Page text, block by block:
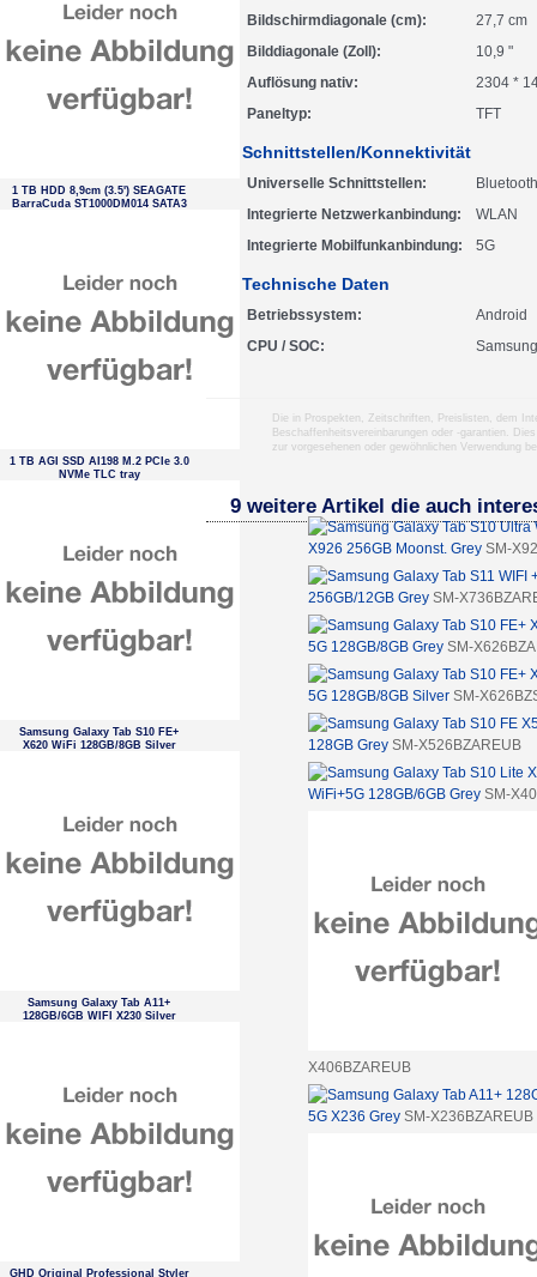
1 TB HDD 8,9cm (3.5') SEAGATE
BarraCuda ST1000DM014 SATA3
1 TB AGI SSD AI198 M.2 PCIe 3.0
NVMe TLC tray
Samsung Galaxy Tab S10 FE+
X620 WiFi 128GB/8GB Silver
Samsung Galaxy Tab A11+
128GB/6GB WIFI X230 Silver
GHD Original Professional Styler
Bildschirmdiagonale (cm)
27,7 cm
Bilddiagonale (Zoll)
10,9 "
Auflösung nativ
2304 *
Paneltyp
TFT
Schnittstellen/Konnektivität
Universelle Schnittstellen
Integrierte Netzwerkanbindung
WLAN
Integrierte Mobilfunkanbindung
5G
Technische Daten
Betriebssystem
Android
CPU / SOC
Die in Prospekten, Zeitschriften, Preislisten, dem
Beschaffenheitsvereinbarungen oder -garantien.
zur vorgesehenen oder gewöhnlichen Verwendung
9 weitere Artikel die auch
X926 256GB Moonst. Grey SM-
256GB/12GB Grey SM-
5G 128GB/8GB Grey SM-
5G 128GB/8GB Silver SM-
128GB Grey SM-X526BZAREUB
WiFi+5G 128GB/6GB Grey SM-
X406BZAREUB
5G X236 Grey SM-X236BZAREUB